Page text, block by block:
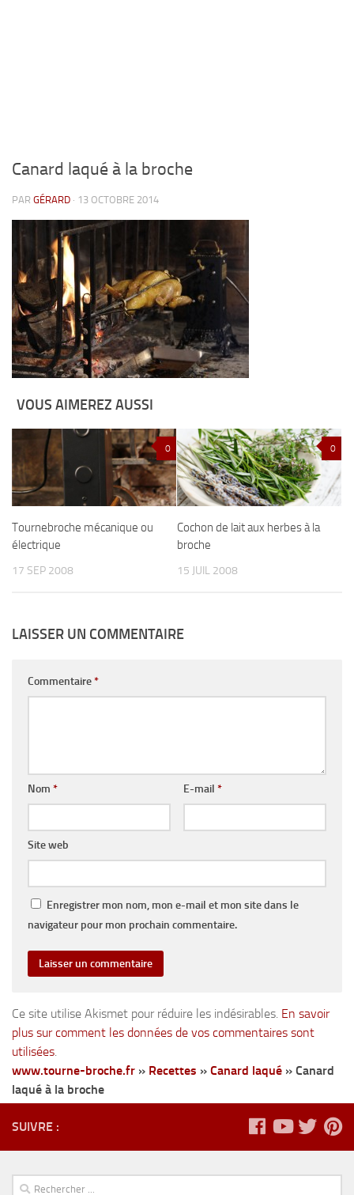
Canard laqué à la broche
PAR GÉRARD · 13 OCTOBRE 2014
VOUS AIMEREZ AUSSI
0
Tournebroche mécanique ou
électrique
17 SEP 2008
0
Cochon de lait aux herbes à la
broche
15 JUIL 2008
LAISSER UN COMMENTAIRE
Commentaire*
Nom * E-mail *
Site web
Enregistrer mon nom, mon e-mail et mon site dans le
navigateur pour mon prochain commentaire.
Ce site utilise Akismet pour réduire les indésirables. En savoir
plus sur comment les données de vos commentaires sont
utilisées.
www.tourne-broche.fr » Recettes » Canard laqué » Canard
laqué à la broche
SUIVRE :